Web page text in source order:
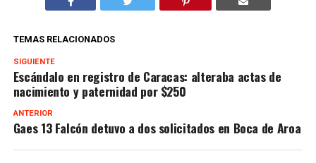
TEMAS RELACIONADOS
SIGUIENTE
Escándalo en registro de Caracas: alteraba actas de
nacimiento y paternidad por $250
ANTERIOR
Gaes 13 Falcón detuvo a dos solicitados en Boca de Aroa